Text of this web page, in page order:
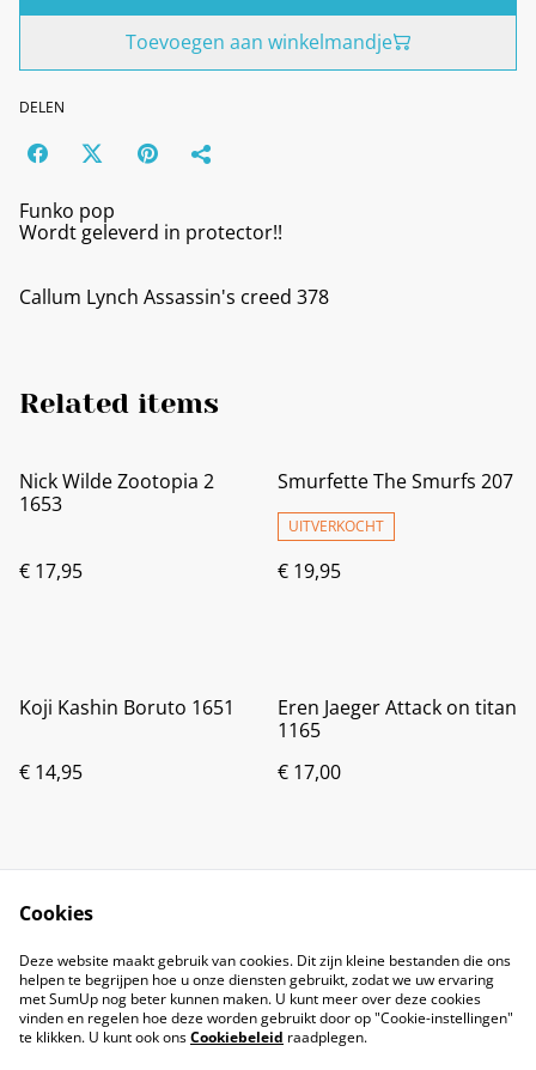
Toevoegen aan winkelmandje
DELEN
Funko pop
Wordt geleverd in protector!!
Callum Lynch Assassin's creed 378
Related items
Nick Wilde Zootopia 2
1653
€ 17,95
Smurfette The Smurfs 207
UITVERKOCHT
€ 19,95
Koji Kashin Boruto 1651
€ 14,95
Eren Jaeger Attack on titan
1165
€ 17,00
Cookies
Deze website maakt gebruik van cookies. Dit zijn kleine bestanden die ons
helpen te begrijpen hoe u onze diensten gebruikt, zodat we uw ervaring
met SumUp nog beter kunnen maken. U kunt meer over deze cookies
vinden en regelen hoe deze worden gebruikt door op "Cookie-instellingen"
te klikken. U kunt ook onsCookiebeleid raadplegen.